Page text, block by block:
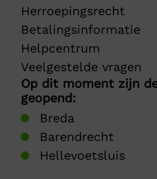
Herroepingsrecht
Betalingsinformatie
Helpcentrum
Veelgestelde vragen
Op dit moment zijn
geopend:
Breda
Barendrecht
Hellevoetsluis